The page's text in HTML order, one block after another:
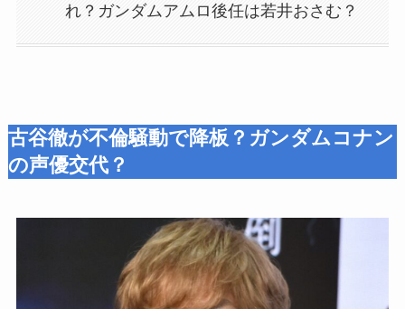
れ？ガンダムアムロ後任は若井おさむ？
古谷徹が不倫騒動で降板？ガンダムコナン
の声優交代？